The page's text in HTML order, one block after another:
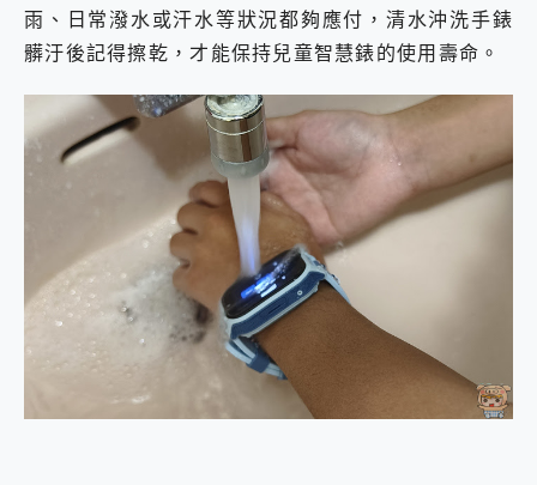
雨、日常潑水或汗水等狀況都夠應付，清水沖洗手錶
髒汙後記得擦乾，才能保持兒童智慧錶的使用壽命。